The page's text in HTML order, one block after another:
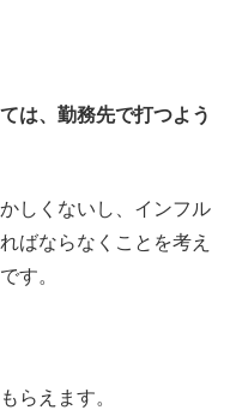
は、勤務先で打つよう
しくないし、インフル
ばならなくことを考え
す。
らえます。